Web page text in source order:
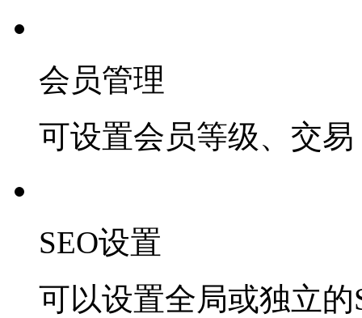
会员管理
可设置会员等级、交
SEO设置
可以设置全局或独立